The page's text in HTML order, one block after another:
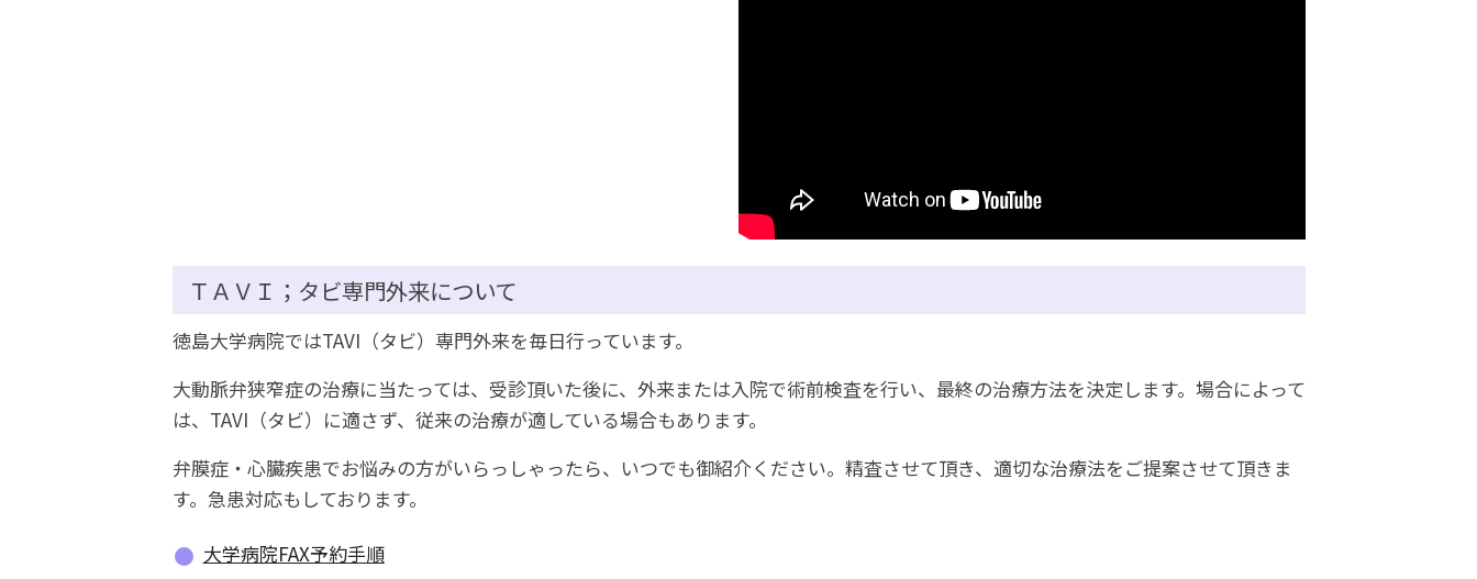
ＴＡＶＩ；タビ専門外来について
徳島大学病院ではTAVI（タビ）専門外来を毎日行っています。
大動脈弁狭窄症の治療に当たっては、受診頂いた後に、外来または入院で術前検査を行い、最終の治療方法を決定します。場合によって
は、TAVI（タビ）に適さず、従来の治療が適している場合もあります。
弁膜症・心臓疾患でお悩みの方がいらっしゃったら、いつでも御紹介ください。精査させて頂き、適切な治療法をご提案させて頂きま
す。急患対応もしております。
大学病院FAX予約手順